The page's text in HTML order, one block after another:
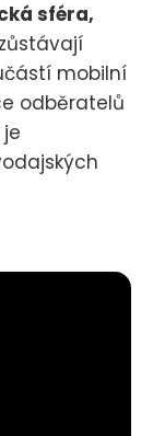
sféra,
mobilní
odběratelů